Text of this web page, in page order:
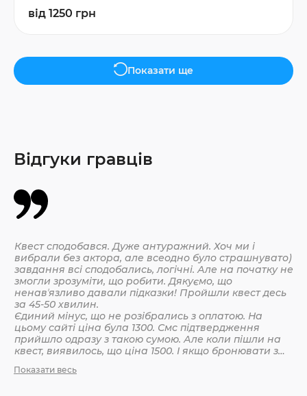
від 1250 грн
Показати ще
Відгуки гравців
Квест сподобався. Дуже антуражний. Хоч ми і
вибрали без актора, але всеодно було страшнувато)
завдання всі сподобались, логічні. Але на початку не
змогли зрозуміти, що робити. Дякуємо, що
ненавʼязливо давали підказки! Пройшли квест десь
за 45-50 хвилин.
Єдиний мінус, що не розібрались з оплатою. На
цьому сайті ціна була 1300. Смс підтвердження
прийшло одразу з такою сумою. Але коли пішли на
квест, виявилось, що ціна 1500. І якщо бронювати з
невелика, але всеодно уточнюйте при бронюванні
Показати весь